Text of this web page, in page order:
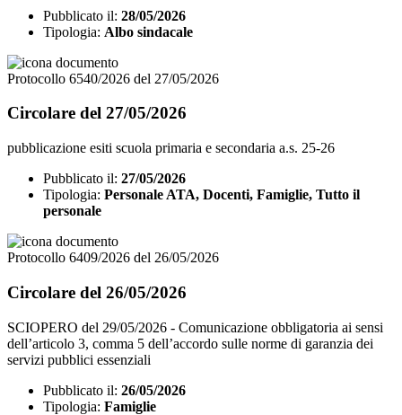
Pubblicato il: 28/05/2026
Tipologia: Albo sindacale
Protocollo 6540/2026 del 27/05/2026
Circolare del 27/05/2026
pubblicazione esiti scuola primaria e secondaria a.s. 25-26
Pubblicato il: 27/05/2026
Tipologia: Personale ATA, Docenti, Famiglie, Tutto il
personale
Protocollo 6409/2026 del 26/05/2026
Circolare del 26/05/2026
SCIOPERO del 29/05/2026 - Comunicazione obbligatoria ai sensi
dell’articolo 3, comma 5 dell’accordo sulle norme di garanzia dei
servizi pubblici essenziali
Pubblicato il: 26/05/2026
Tipologia: Famiglie